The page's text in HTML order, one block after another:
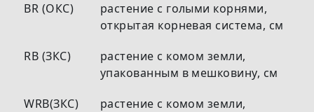
BR (ОКС)
растение с голыми корнями,
открытая корневая система, см
RB (ЗКС)
растение с комом земли,
упакованным в мешковину, см
WRB(ЗКС)
растение с комом земли,